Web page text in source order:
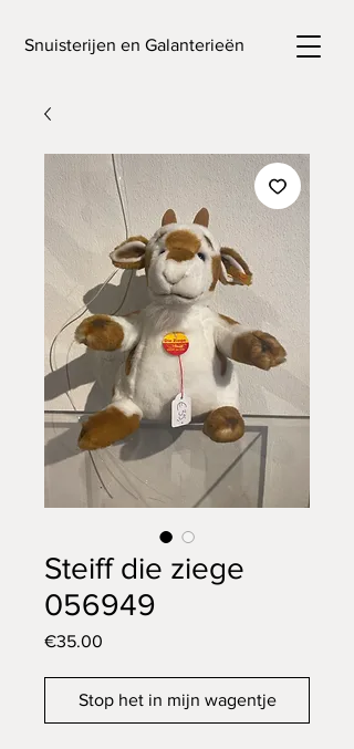
Snuisterijen en Galanterieën
Steiff die ziege
056949
€35.00
Stop het in mijn wagentje